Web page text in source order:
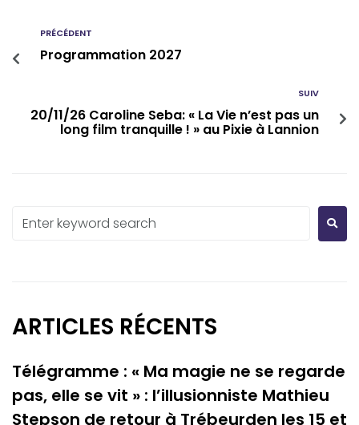
PRÉCÉDENT
Programmation 2027
SUIV
20/11/26 Caroline Seba: « La Vie n’est pas un
long film tranquille ! » au Pixie à Lannion
ARTICLES RÉCENTS
Télégramme : « Ma magie ne se regarde
pas, elle se vit » : l’illusionniste Mathieu
Stepson de retour à Trébeurden les 15 et